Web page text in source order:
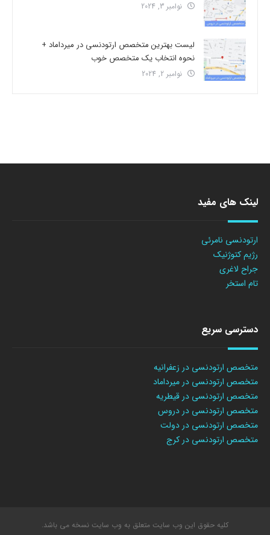
نوامبر 3, 2024
لیست بهترین متخصص ارتودنسی در میرداماد +
نحوه انتخاب یک متخصص خوب
نوامبر 2, 2024
لینک های مفید
ارتودنسی نامرئی
رژیم کتوژنیک
جراح لاغری
تام استخر
دسترسی سریع
متخصص ارتودنسی در زعفرانیه
متخصص ارتودنسی در میرداماد
متخصص ارتودنسی در قیطریه
متخصص ارتودنسی در دروس
متخصص ارتودنسی در دولت
متخصص ارتودنسی در کرج
کلیه حقوق این وب سایت متعلق به وب سایت نسخه می باشد.